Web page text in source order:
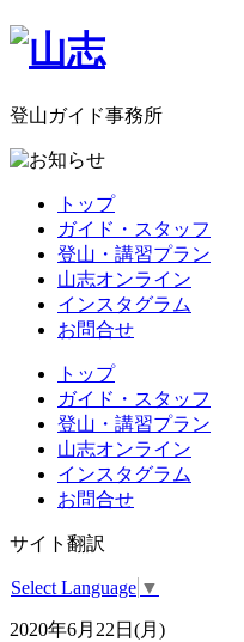
登山ガイド事務所
トップ
ガイド・スタッフ
登山・講習プラン
山志オンライン
インスタグラム
お問合せ
トップ
ガイド・スタッフ
登山・講習プラン
山志オンライン
インスタグラム
お問合せ
サイト翻訳
Select Language ▼
2020年6月22日(月)